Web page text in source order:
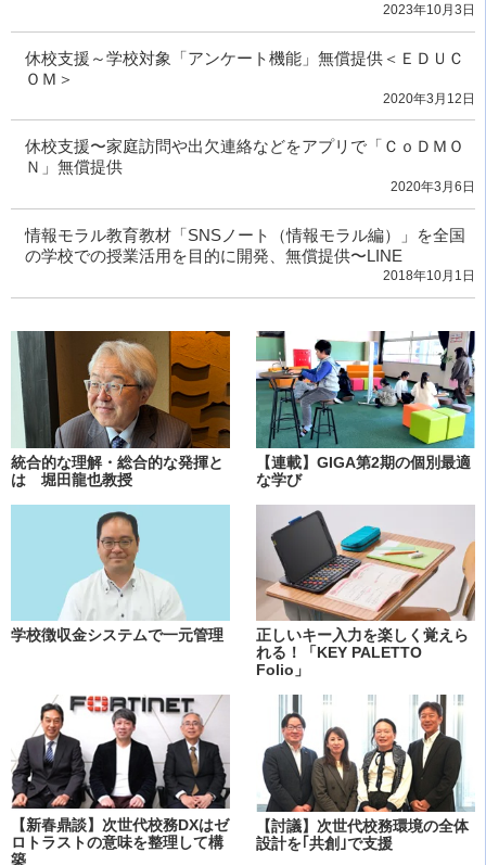
2023年10月3日
休校支援～学校対象「アンケート機能」無償提供＜ＥＤＵＣ
ＯＭ＞
2020年3月12日
休校支援〜家庭訪問や出欠連絡などをアプリで「ＣｏＤＭＯ
Ｎ」無償提供
2020年3月6日
情報モラル教育教材「SNSノート（情報モラル編）」を全国
の学校での授業活用を目的に開発、無償提供〜LINE
2018年10月1日
統合的な理解・総合的な発揮と
は 堀田龍也教授
【連載】GIGA第2期の個別最適
な学び
学校徴収金システムで一元管理
正しいキー入力を楽しく覚えら
れる！「KEY PALETTO
Folio」
【新春鼎談】次世代校務DXはゼ
ロトラストの意味を整理して構
築
【討議】次世代校務環境の全体
設計を｢共創｣で支援